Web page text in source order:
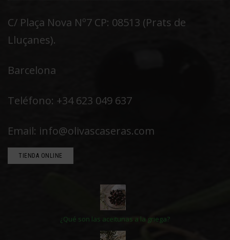
C/ Plaça Nova Nº7 CP: 08513 (Prats de
Lluçanes).
Barcelona
Teléfono: +34 623 049 637
Email: info@olivascaseras.com
TIENDA ONLINE
¿Qué son las aceitunas a la griega?